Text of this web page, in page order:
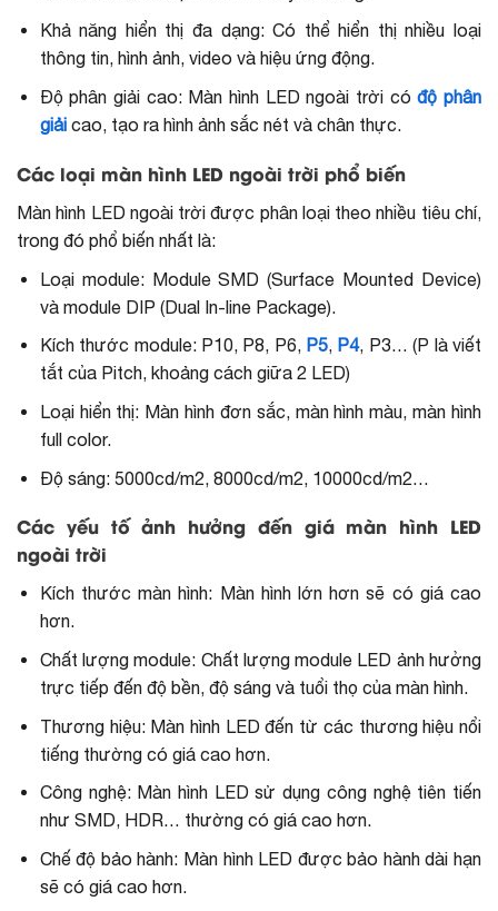
Khả năng hiển thị đa dạng: Có thể hiển thị nhiều loại
thông tin, hình ảnh, video và hiệu ứng động.
Độ phân giải cao: Màn hình LED ngoài trời cóđộ phân
giảicao, tạo ra hình ảnh sắc nét và chân thực.
Các loại màn hình LED ngoài trời phổ biến
Màn hình LED ngoài trời được phân loại theo nhiều tiêu chí,
trong đó phổ biến nhất là:
Loại module: Module SMD (Surface Mounted Device)
và module DIP (Dual In-line Package).
Kích thước module: P10, P8, P6, P5, P4, P3… (P là viết
tắt của Pitch, khoảng cách giữa 2 LED)
Loại hiển thị: Màn hình đơn sắc, màn hình màu, màn hình
full color.
Độ sáng: 5000cd/m2, 8000cd/m2, 10000cd/m2…
Các yếu tố ảnh hưởng đến giá màn hình LED
ngoài trời
Kích thước màn hình: Màn hình lớn hơn sẽ có giá cao
hơn.
Chất lượng module: Chất lượng module LED ảnh hưởng
trực tiếp đến độ bền, độ sáng và tuổi thọ của màn hình.
Thương hiệu: Màn hình LED đến từ các thương hiệu nổi
tiếng thường có giá cao hơn.
Công nghệ: Màn hình LED sử dụng công nghệ tiên tiến
như SMD, HDR… thường có giá cao hơn.
Chế độ bảo hành: Màn hình LED được bảo hành dài hạn
sẽ có giá cao hơn.